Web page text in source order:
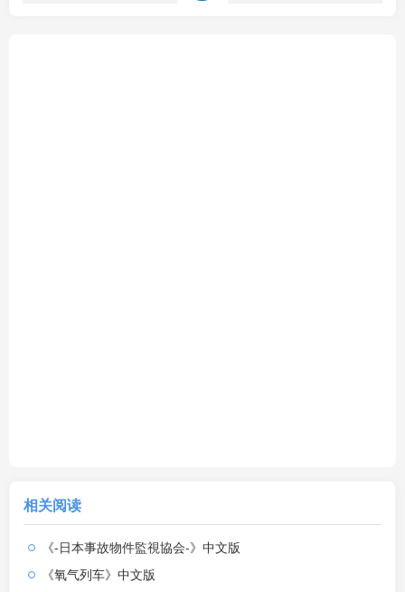
相关阅读
《-日本事故物件監視協会-》中文版
《氧气列车》中文版